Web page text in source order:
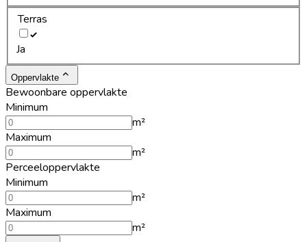
Terras
Ja
Oppervlakte
Bewoonbare oppervlakte
Minimum
m²
Maximum
m²
Perceeloppervlakte
Minimum
m²
Maximum
m²